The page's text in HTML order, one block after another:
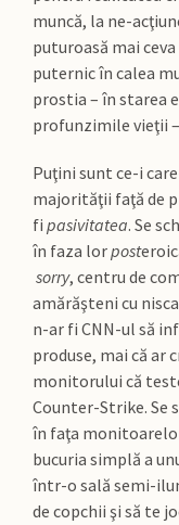
muncă, la ne-
puturoasă mai
puternic în calea
prostia – în starea
profunzimile vieţii
Puţini sunt ce-i
majorităţii faţă de
fi pasivitatea. Se
în faza lorpost
sorry, centru de
amărăşteni cu
n-ar fi CNN-ul să
produse, mai că ar
monitorului că
Counter-Strike. Se
în faţa
bucuria simplă a
într-o sală semi-
de copchii şi să te